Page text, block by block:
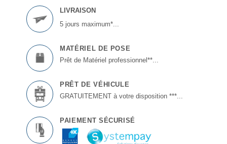
LIVRAISON
5 jours maximum*...
MATÉRIEL DE POSE
Prêt de Matériel professionnel**...
PRÊT DE VÉHICULE
GRATUITEMENT à votre disposition ***...
PAIEMENT SÉCURISÉ